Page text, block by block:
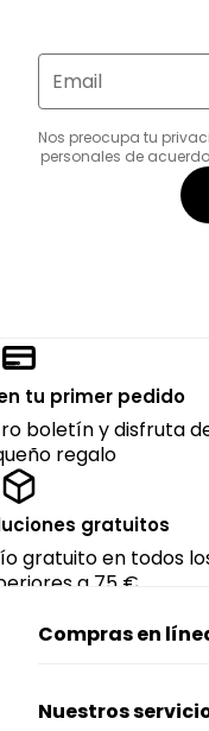
Email
Nos preocupa tu
personales de
tu primer pedido
boletín y disfruta
regalo
gratuitos
gratuito en todos
a 75 €.
Compras en
Nuestros